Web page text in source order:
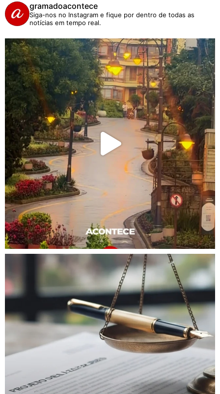
gramadoacontece
Siga-nos no Instagram e fique por dentro de todas as
notícias em tempo real.